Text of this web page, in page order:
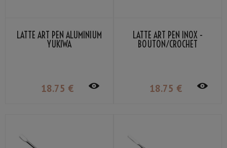
LATTE ART PEN ALUMINIUM
YUKIWA
18.75 €
LATTE ART PEN INOX -
BOUTON/CROCHET
18.75 €